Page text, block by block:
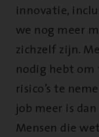
innovatie,
we nog meer
zichzelf zijn.
nodig hebt om
risico’s te
job meer is
Mensen die